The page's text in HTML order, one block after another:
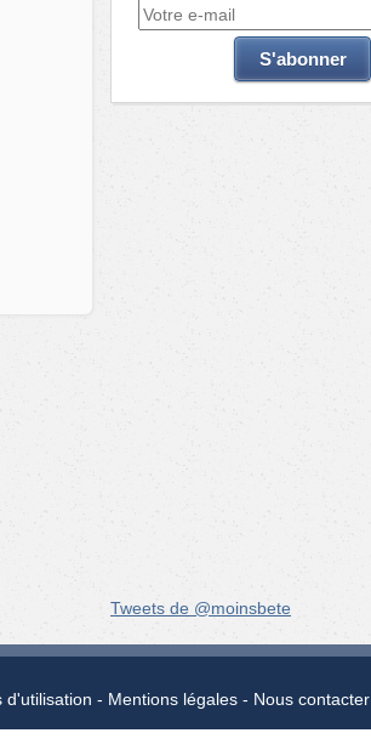
Tweets de @moinsbete
d'utilisation Mentions légales Nous contacter